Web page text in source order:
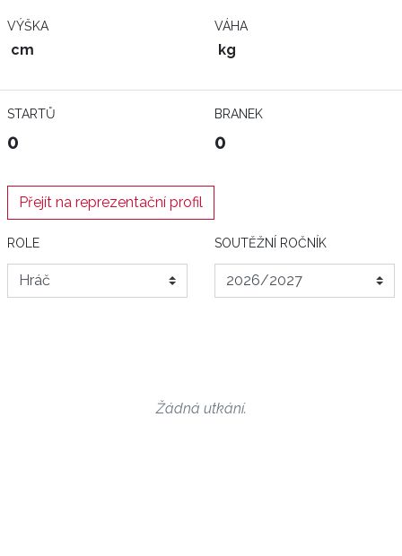
VÝŠKA
cm
VÁHA
kg
STARTŮ
0
BRANEK
0
Přejít na reprezentační profil
ROLE SOUTĚŽNÍ ROČNÍK
Žádná utkání.